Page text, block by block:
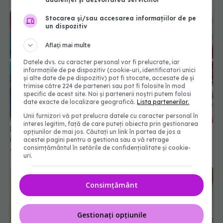
Medicamentul comun care poate crește eficiența
imunoterapiei în cancer
05 mar 2026, 09:38
Stocarea și/sau accesarea informațiilor de pe
un dispozitiv
Aflați mai multe
Datele dvs. cu caracter personal vor fi prelucrate, iar
informațiile de pe dispozitiv (cookie-uri, identificatori unici
și alte date de pe dispozitiv) pot fi stocate, accesate de și
trimise către 224 de parteneri sau pot fi folosite în mod
specific de acest site. Noi și partenerii noștri putem folosi
date exacte de localizare geografică.Lista partenerilor.
Unii furnizori vă pot prelucra datele cu caracter personal în
interes legitim, față de care puteți obiecta prin gestionarea
opțiunilor de mai jos. Căutați un link în partea de jos a
acestei pagini pentru a gestiona sau a vă retrage
consimțământul în setările de confidențialitate și cookie-
uri.
Consimțământ
Gestionați opțiunile